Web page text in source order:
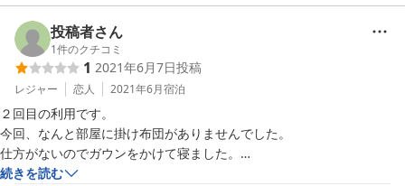
案内をいただいたが24時過ぎにチェックイン機に予約番号を入れるが
何度やっても
予約番号が見つかりません。と表示されてしまい、受付にあった電話で
電話したところ
ゼロをオーにして入力してみてください、などといろいろ試すはめにな
り
結局、管理の人が来るまで待機する事になり、その人も何度も予約番号
を入れるが
結局予約番号が見つからないと表示されてしまうため、鍵にて部屋まで
投稿者さん
1件のクチコミ
1 2021年6月7日投稿
レジャー 恋人 2021年6月宿泊
２回目の利用です。
今回、なんと部屋に掛け布団がありませんでした。
仕方がないのでガウンをかけて寝ました。
冬でしたら厳しいと思います。
続きを読む